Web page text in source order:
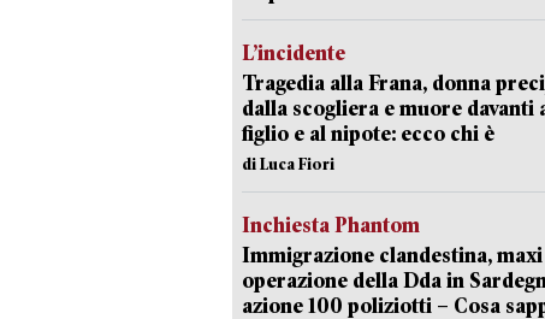
L’incidente
Tragedia alla Frana, donna
dalla scogliera e muore davanti
figlio e al nipote: ecco chi è
di Luca Fiori
Inchiesta Phantom
Immigrazione clandestina, maxi
operazione della Dda in
azione 100 poliziotti – Cosa